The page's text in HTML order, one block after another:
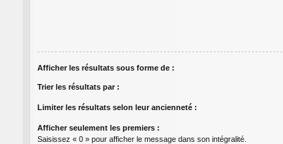
Afficher les résultats sous forme de :
Trier les résultats par :
Limiter les résultats selon leur ancienneté :
Afficher seulement les premiers :
Saisissez « 0 » pour afficher le message dans son intégralité.